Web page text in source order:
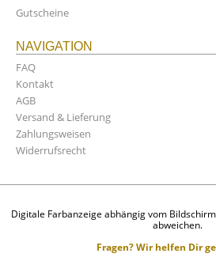
Gutscheine
NAVIGATION
FAQ
Kontakt
AGB
Versand & Lieferung
Zahlungsweisen
Widerrufsrecht
Digitale Farbanzeige abhängig vom
abweichen.
Fragen? Wir helfen Dir